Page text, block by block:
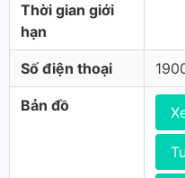
Thời gian giới
hạn
Số điện thoại
Bản đồ